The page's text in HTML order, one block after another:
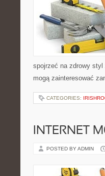
spojrzeć na zdrowy
mogą zainteresować
CATEGORIES:
INTERNET
POSTED BY ADMIN